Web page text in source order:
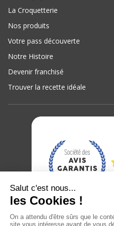
La Croquetterie
Nos produits
Votre pass découverte
Notre Histoire
Devenir franchisé
Trouver la recette idéale